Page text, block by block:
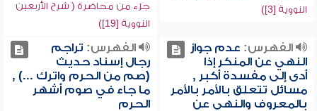
النووية [3])
جزء من محاضرة ( شرح الأربعين
النووية [19])
الفهرس: عدم جواز
النهي عن المنكر إذا
أدى إلى مفسدة أكبر ,
مسائل تتعلق بالأمر بالأمر
بالمعروف والنهي عن
الفهرس: تراجم
رجال إسناد حديث
(صم من الحرم واترك ...) ,
ما جاء في صوم أشهر
الحرم